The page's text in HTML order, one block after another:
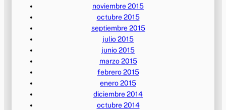
noviembre 2015
octubre 2015
septiembre 2015
julio 2015
junio 2015
marzo 2015
febrero 2015
enero 2015
diciembre 2014
octubre 2014